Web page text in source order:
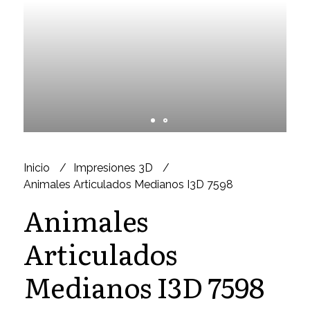
Inicio
Impresiones 3D
Animales Articulados Medianos I3D 7598
Animales
Articulados
Medianos I3D 7598